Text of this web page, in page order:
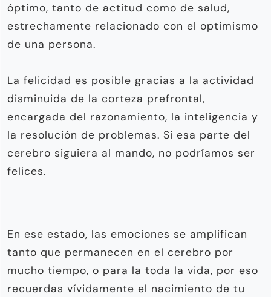
óptimo, tanto de actitud como de salud,
estrechamente relacionado con el optimismo
de una persona.
La felicidad es posible gracias a la actividad
disminuida de la corteza prefrontal,
encargada del razonamiento, la inteligencia y
la resolución de problemas. Si esa parte del
cerebro siguiera al mando, no podríamos ser
felices.
En ese estado, las emociones se amplifican
tanto que permanecen en el cerebro por
mucho tiempo, o para la toda la vida, por eso
recuerdas vívidamente el nacimiento de tu